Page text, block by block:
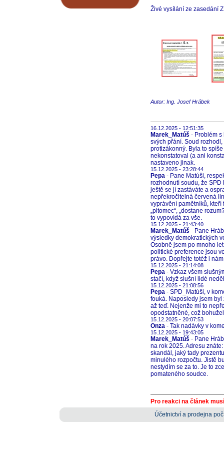
Živé vysílání ze zasedání
Autor: Ing. Josef Hrábek
16.12.2025 - 12:51:35
Marek_Matúš - Problém
svých přání. Soud
protizákonný. Byla to
nekonstatoval (a ani
nastaveno jinak.
15.12.2025 - 23:28:44
Pepa - Pane Matúši,
rozhodnutí soudu, že SPD
ještě se jí zastáváte a
nepřekročitelná červená
vyprávění pamětníků,
„pitomec“, „dostane
to vypovídá za vše.
15.12.2025 - 21:43:40
Marek_Matúš - Pane
výsledky demokratických
Osobně jsem po mnoho
politické preference jsou
právo. Dopřejte totéž i
15.12.2025 - 21:14:08
Pepa - Vzkaz všem
stačí, když slušní lidé
15.12.2025 - 21:08:56
Pepa - SPD_Matúši, v
fouká. Naposledy jsem
až teď. Nejenže mi to
opodstatněné, což
15.12.2025 - 20:07:53
Onza - Tak nadávky v
15.12.2025 - 19:43:05
Marek_Matúš - Pane
na rok 2025. Adresu
skandál, jaký tady
minulého rozpočtu. Jistě
nestydím se za to. Je to
pomateného soudce.
Pro reakci na článek
Účetnictví a prodejna